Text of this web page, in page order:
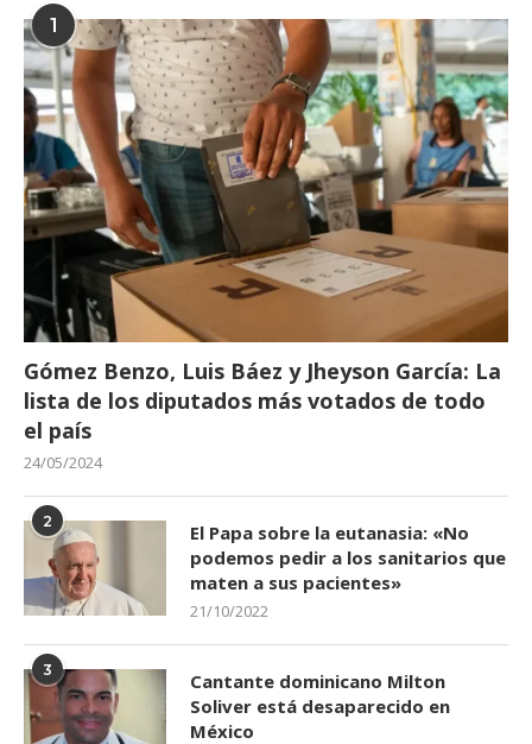
1
Gómez Benzo, Luis Báez y Jheyson García: La
lista de los diputados más votados de todo
el país
24/05/2024
2
El Papa sobre la eutanasia: «No
podemos pedir a los sanitarios que
maten a sus pacientes»
21/10/2022
3
Cantante dominicano Milton
Soliver está desaparecido en
México